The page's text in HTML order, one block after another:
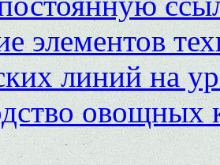
элементов
линий на
овощных